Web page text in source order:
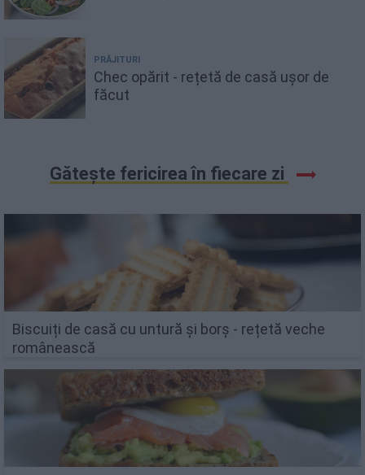
PRĂJITURI
Chec opărit - rețetă de casă ușor de
făcut
Gătește fericirea în fiecare zi
Biscuiți de casă cu untură și borș - rețetă veche
românească